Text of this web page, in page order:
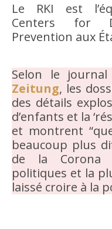
Le RKI est
Centers for
Prevention aux
Selon le journal
Zeitung, les
des détails
d’enfants et la
et montrent
beaucoup plus
de la Corona
politiques et la
laissé croire à la